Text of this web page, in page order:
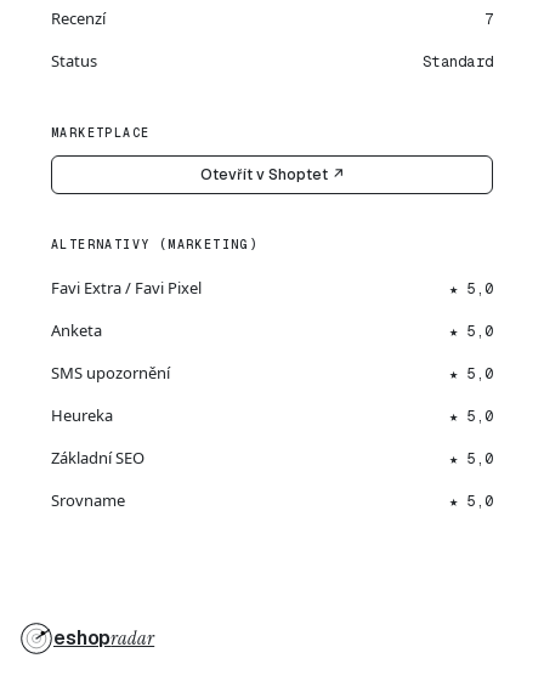
Recenzí 7
Status Standard
MARKETPLACE
Otevřít v Shoptet ↗
ALTERNATIVY (MARKETING)
Favi Extra / Favi Pixel ★ 5,0
Anketa ★ 5,0
SMS upozornění ★ 5,0
Heureka ★ 5,0
Základní SEO ★ 5,0
Srovname ★ 5,0
eshopradar